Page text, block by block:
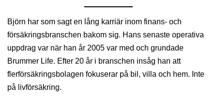
Björn har som sagt en lång karriär inom finans- och
försäkringsbranschen bakom sig. Hans senaste operativa
uppdrag var när han år 2005 var med och grundade
Brummer Life. Efter 20 år i branschen insåg han att
flerförsäkringsbolagen fokuserar på bil, villa och hem. Inte
på livförsäkring.